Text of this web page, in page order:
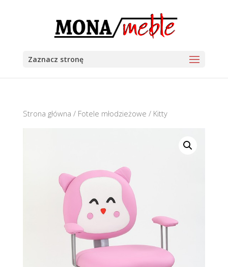
Zaznacz stronę
Strona główna / Fotele młodzieżowe / Kitty